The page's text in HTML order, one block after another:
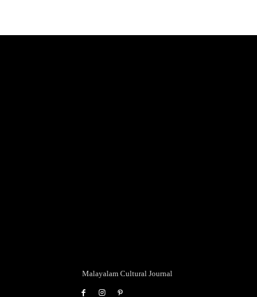
Malayalam Cultural Journal